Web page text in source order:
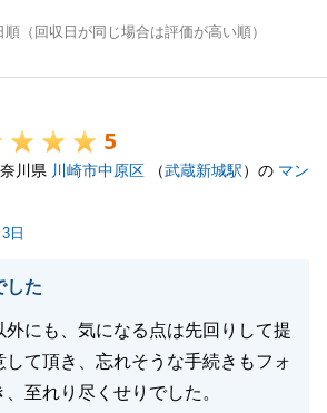
（回収日が同じ場合は評価が高い順）
5
川県 川崎市中原区 （武蔵新城駅）の マン
日
した
外にも、気になる点は先回りして提
て頂き、忘れそうな手続きもフォ
至れり尽くせりでした。